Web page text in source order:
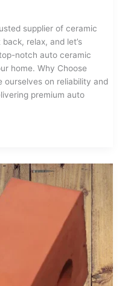
supplier of ceramic
relax, and let’s
notch auto ceramic
home. Why Choose
ourselves on reliability and
premium auto